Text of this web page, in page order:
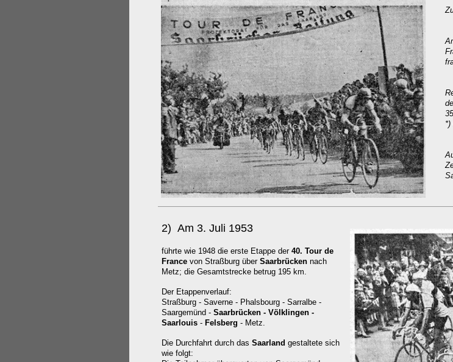
*)
2) Am 3. Juli 1953
führte wie 1948 die erste Etappe der 40. Tour de
France von Straßburg überSaarbrücken nach
Metz; die Gesamtstrecke betrug 195 km.
Der Etappenverlauf:
Straßburg - Saverne - Phalsbourg - Sarralbe -
Saargemünd - Saarbrücken - Völklingen -
Saarlouis - Felsberg - Metz.
Die Durchfahrt durch das Saarland gestaltete sich
wie folgt: